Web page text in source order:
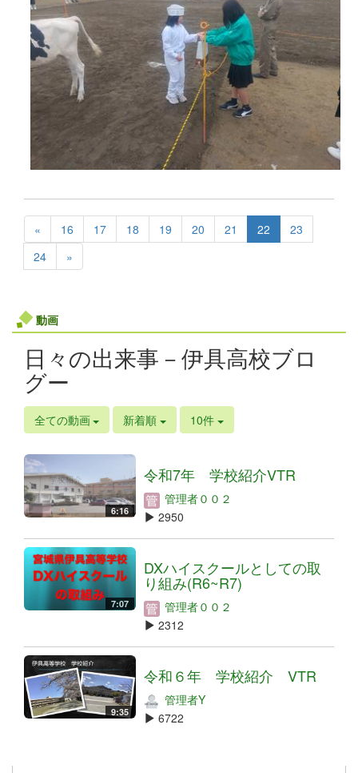
« 16 17 18 19 20 21 22
23
24
»
動画
日々の出来事－伊具高校ブロ
グー
全ての動画 新着順 10件
6:16
令和7年 学校紹介VTR
管理者００２
2950
7:07
DXハイスクールとしての取
り組み(R6~R7)
管理者００２
2312
9:35
令和６年 学校紹介 VTR
管理者Y
6722